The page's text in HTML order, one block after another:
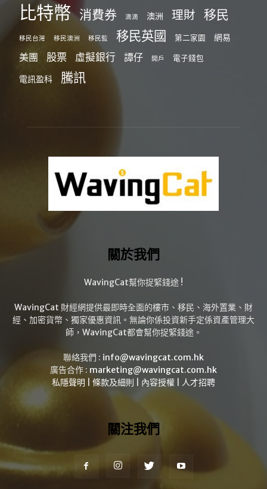
比特幣 消費券 滴滴 澳洲 理財 移民
移民台灣 移民澳洲 移民監 移民英國 第二家園 網易
美團 股票 虛擬銀行 譚仔 開戶 電子錢包
電訊盈科 騰訊
關於我們
WavingCat幫你捉緊錢途 !
WavingCat 財經網提供最即時全面的樓市、移民、海外置業、財
經、加密貨幣、獨家優惠資訊。無論你係投資新手定係資產管理大
師，WavingCat都會幫你捉緊錢途。
聯絡我們 : info@wavingcat.com.hk
廣告合作 : marketing@wavingcat.com.hk
私隱聲明
條款及細則 內容授權 人才招聘
關注我們